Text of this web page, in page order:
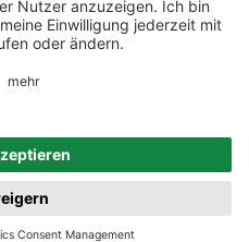
Beratung unter
Weinhändler
des Jahres 2022
Zurück